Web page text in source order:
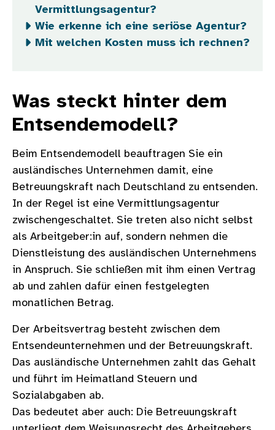
Vermittlungsagentur?
Wie erkenne ich eine seriöse Agentur?
Mit welchen Kosten muss ich rechnen?
Was steckt hinter dem
Entsendemodell?
Beim Entsendemodell beauftragen Sie ein
ausländisches Unternehmen damit, eine
Betreuungskraft nach Deutschland zu entsenden.
In der Regel ist eine Vermittlungsagentur
zwischengeschaltet. Sie treten also nicht selbst
als Arbeitgeber:in auf, sondern nehmen die
Dienstleistung des ausländischen Unternehmens
in Anspruch. Sie schließen mit ihm einen Vertrag
ab und zahlen dafür einen festgelegten
monatlichen Betrag.
Der Arbeitsvertrag besteht zwischen dem
Entsendeunternehmen und der Betreuungskraft.
Das ausländische Unternehmen zahlt das Gehalt
und führt im Heimatland Steuern und
Sozialabgaben ab.
Das bedeutet aber auch: Die Betreuungskraft